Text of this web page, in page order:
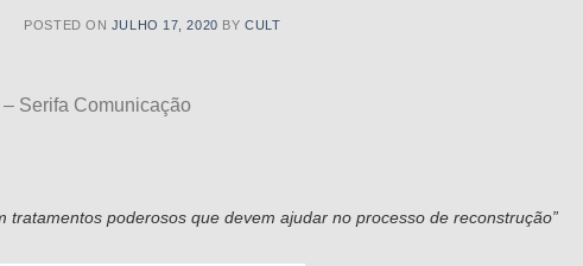
POSTED ON JULHO 17, 2020 BY CULT
Serifa Comunicação
tratamentos poderososque devem ajudar no processo de reconstrução”